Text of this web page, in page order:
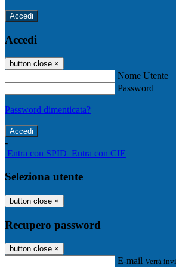
Accedi
Accedi
button close ×
Nome Utente
Password
Password dimenticata?
-
Entra con SPID Entra con CIE
Seleziona utente
button close ×
Recupero password
button close ×
E-mail Verrà